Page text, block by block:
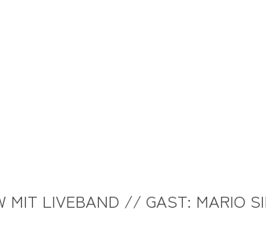
MIT LIVEBAND // GAST: MARIO